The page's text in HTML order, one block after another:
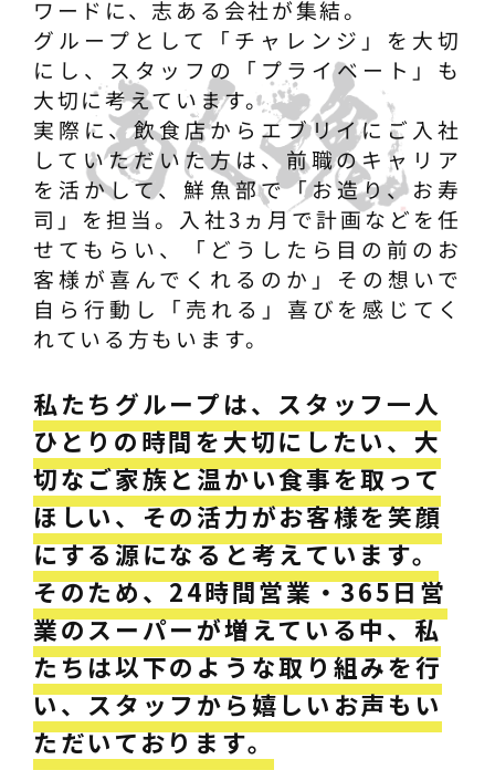
ワードに、志ある会社が集結。
グループとして「チャレンジ」を大切
にし、スタッフの「プライベート」も
大切に考えています。
実際に、飲食店からエブリイにご入社
していただいた方は、前職のキャリア
を活かして、鮮魚部で「お造り、お寿
司」を担当。入社3ヵ月で計画などを任
せてもらい、「どうしたら目の前のお
客様が喜んでくれるのか」その想いで
自ら行動し「売れる」喜びを感じてく
れている方もいます。
私たちグループは、スタッフ一人
ひとりの時間を大切にしたい、大
切なご家族と温かい食事を取って
ほしい、その活力がお客様を笑顔
にする源になると考えています。
そのため、24時間営業・365日営
業のスーパーが増えている中、私
たちは以下のような取り組みを行
い、スタッフから嬉しいお声もい
ただいております。